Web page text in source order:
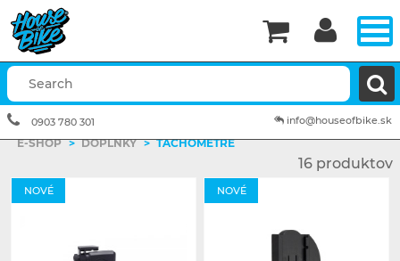
E-SHOP > DOPLNKY > TACHOMETRE
16 produktov
NOVÉ NOVÉ


info@houseofbike.sk
0903 780 301